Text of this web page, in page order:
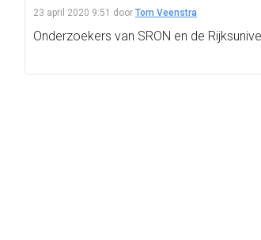
23 april 2020 9:51 door Tom Veenstra
Onderzoekers van SRON en de